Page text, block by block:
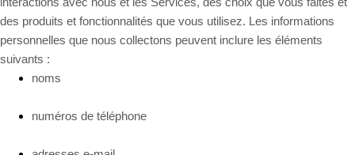
des produits et fonctionnalités que vous utilisez. Les informations
personnelles que nous collectons peuvent inclure les éléments
suivants :
noms
numéros de téléphone